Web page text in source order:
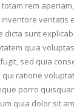
rem
veritatis
dicta sunt
quia
sed quia
qui ratione
porro
quia dolor sit